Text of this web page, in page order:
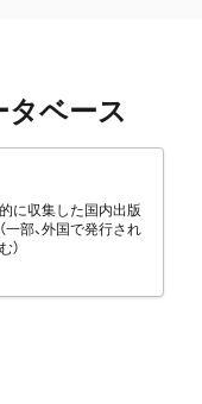
ベース
に収集した国内出版
一部、外国で発行され
）